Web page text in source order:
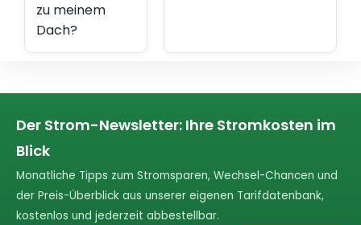
zu meinem
Dach?
Der Strom-Newsletter: Ihre Stromkosten im
Blick
Monatliche Tipps zum Stromsparen, Wechsel-Chancen und
der Preis-Überblick aus unserer eigenen Tarifdatenbank,
kostenlos und jederzeit abbestellbar.